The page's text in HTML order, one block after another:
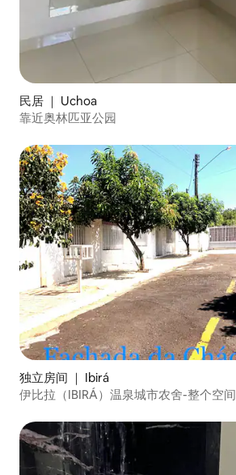
民居 ｜ Uchoa
靠近奥林匹亚公园
独立房间 ｜ Ibirá
伊比拉（IBIRÁ）温泉城市农舍-整个空间